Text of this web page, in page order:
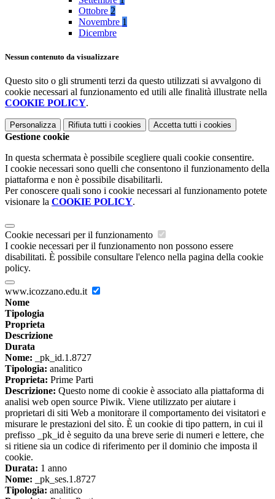
Ottobre 2
Novembre 1
Dicembre
Nessun contenuto da visualizzare
Questo sito o gli strumenti terzi da questo utilizzati si avvalgono di
cookie necessari al funzionamento ed utili alle finalità illustrate nella
COOKIE POLICY.
Personalizza Rifiuta tutti i cookies Accetta tutti i cookies
Gestione cookie
In questa schermata è possibile scegliere quali cookie consentire.
I cookie necessari sono quelli che consentono il funzionamento della
piattaforma e non è possibile disabilitarli.
Per conoscere quali sono i cookie necessari al funzionamento potete
visionare la COOKIE POLICY.
Cookie necessari per il funzionamento
I cookie necessari per il funzionamento non possono essere
disabilitati. È possibile consultare l'elenco nella pagina della cookie
policy.
www.icozzano.edu.it
Nome
Tipologia
Proprieta
Descrizione
Durata
Nome: _pk_id.1.8727
Tipologia: analitico
Proprieta: Prime Parti
Descrizione: Questo nome di cookie è associato alla piattaforma di
analisi web open source Piwik. Viene utilizzato per aiutare i
proprietari di siti Web a monitorare il comportamento dei visitatori e
misurare le prestazioni del sito. È un cookie di tipo pattern, in cui il
prefisso _pk_id è seguito da una breve serie di numeri e lettere, che
si ritiene sia un codice di riferimento per il dominio che imposta il
cookie.
Durata: 1 anno
Nome: _pk_ses.1.8727
Tipologia: analitico